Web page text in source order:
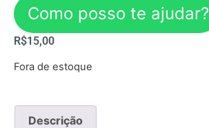
Como posso te ajudar?
R$15,00
Fora de estoque
Descrição